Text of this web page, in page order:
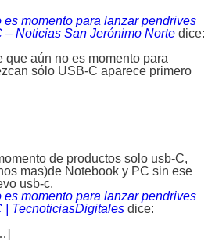
momento para lanzar pendrives
Noticias San Jerónimo Norte dice:
aún no es momento para
sólo USB-C aparece primero
de productos solo usb-C,
mas)de Notebook y PC sin ese
usb-c.
momento para lanzar pendrives
| TecnoticiasDigitales dice: